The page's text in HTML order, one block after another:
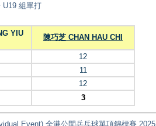
U19 組單打
YIU
陳巧芝 CHAN HAU CHI
12
11
12
3
Event) 全港公開乒乓球單項錦標賽 2025